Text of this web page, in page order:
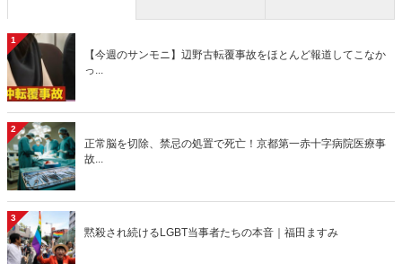
1
【今週のサンモニ】辺野古転覆事故をほとんど報道してこなか
っ...
2
正常脳を切除、禁忌の処置で死亡！京都第一赤十字病院医療事
故...
3
黙殺され続けるLGBT当事者たちの本音｜福田ますみ